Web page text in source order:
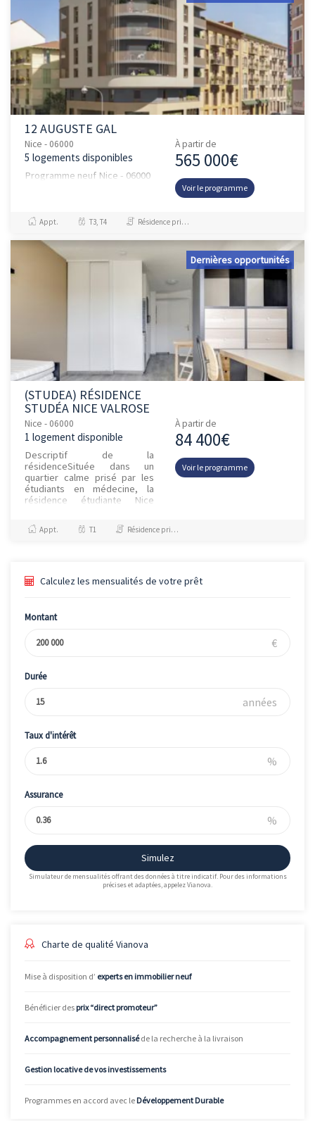
12 AUGUSTE GAL
Nice - 06000
5 logements disponibles
Programme neuf Nice - 06000
À partir de
565 000€
Voir le programme
Appt. T3, T4 Résidence principale / PTZ, Investissement et Défiscalisation
Dernières opportunités
(STUDEA) RÉSIDENCE
STUDÉA NICE VALROSE
Nice - 06000
1 logement disponible
Descriptif de la
résidenceSituée dans un
quartier calme prisé par les
étudiants en médecine, la
résidence étudiante Nice
immédiate avec la faculté des
Sciences de...
À partir de
84 400€
Voir le programme
Appt. T1 Résidence principale / PTZ
Calculez les mensualités de votre prêt
Montant
€
Durée
années
Taux d'intérêt
%
Assurance
%
Simulez
Simulateur de mensualités offrant des données à titre indicatif. Pour des informations
précises et adaptées, appelez Vianova.
Charte de qualité Vianova
Mise à disposition d’ experts en immobilier neuf
Bénéficier des prix “direct promoteur”
Accompagnement personnaliséde la recherche à la livraison
Gestion locative de vos investissements
Programmes en accord avec le Développement Durable